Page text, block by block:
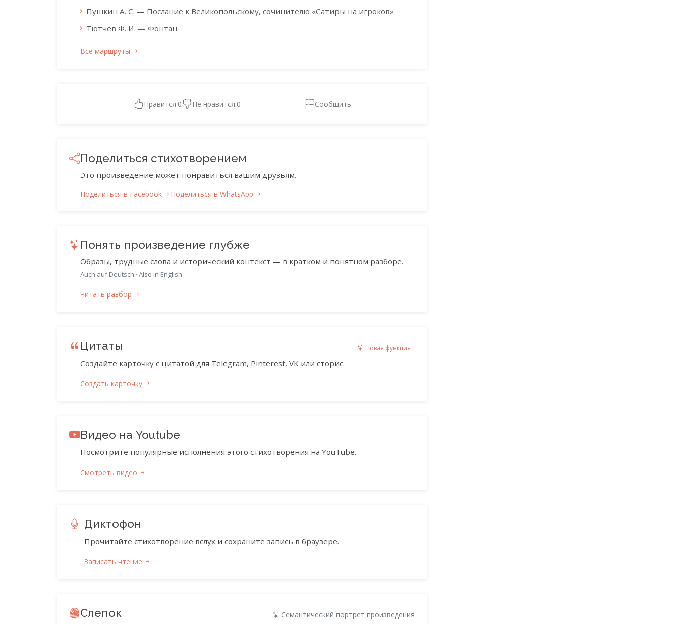
Пушкин А. С. — Послание к Великопольскому, сочинителю «Сатиры на игроков»
Тютчев Ф. И. — Фонтан
Все маршруты
Нравится:0 Не нравится:0 Сообщить
Поделиться стихотворением
Это произведение может понравиться вашим друзьям.
Поделиться в Facebook Поделиться в WhatsApp
Понять произведение глубже
Образы, трудные слова и исторический контекст — в кратком и понятном разборе.
Auch auf Deutsch · Also in English
Читать разбор
Цитаты Новая функция
Создайте карточку с цитатой для Telegram, Pinterest, VK или сторис.
Создать карточку
Видео на Youtube
Посмотрите популярные исполнения этого стихотворения на YouTube.
Смотреть видео
Диктофон
Прочитайте стихотворение вслух и сохраните запись в браузере.
Записать чтение
Слепок Семантический портрет произведения